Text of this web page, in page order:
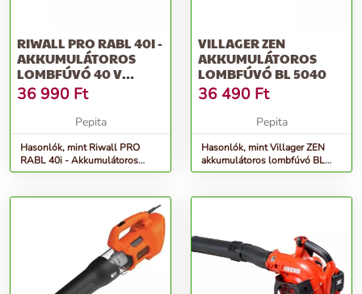
RIWALL PRO RABL 40I -
AKKUMULÁTOROS
LOMBFÚVÓ 40 V
(AKKU ÉS TÖLTŐ
NÉLKÜL)
36 990 Ft
Pepita
Hasonlók, mint Riwall PRO
RABL 40i - Akkumulátoros
lombfúvó 40 V (Akku és töltő
VILLAGER ZEN
AKKUMULÁTOROS
LOMBFÚVÓ BL 5040
36 490 Ft
Pepita
Hasonlók, mint Villager ZEN
akkumulátoros lombfúvó BL
5040